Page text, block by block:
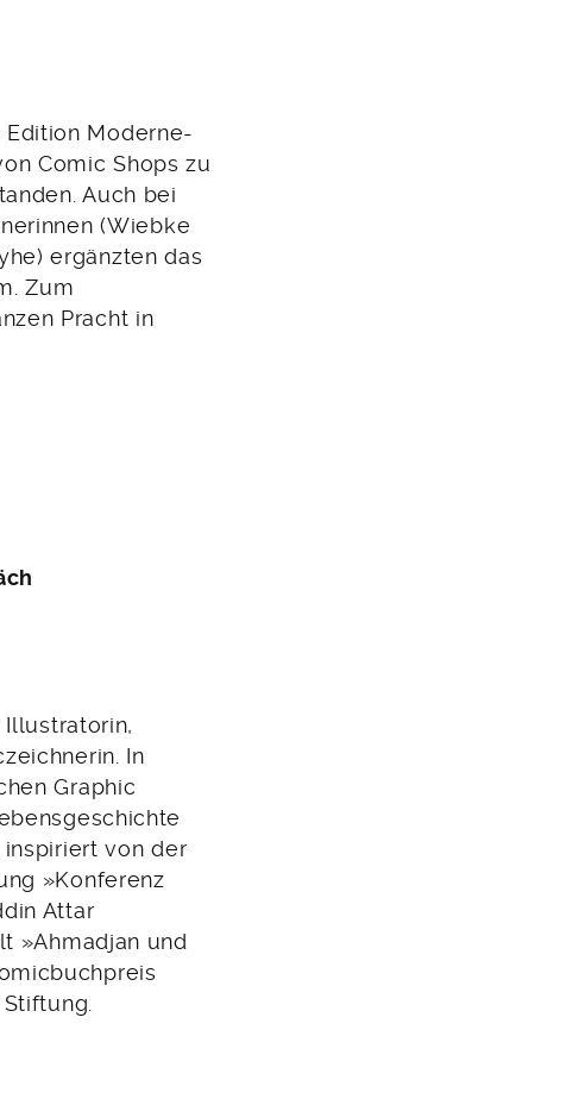
Edition Moderne-
Comic Shops zu
Auch bei
(Wiebke
ergänzten das
Zum
Pracht in
Illustratorin,
In
Graphic
inspiriert von der
»Konferenz
Attar
»Ahmadjan und